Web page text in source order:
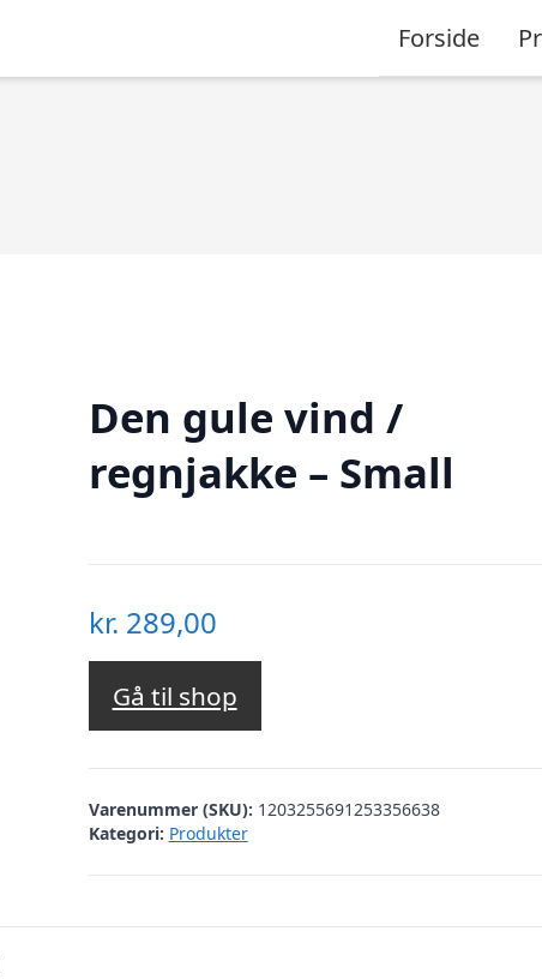
Forside
Den gule vind /
regnjakke – Small
kr. 289,00
Gå til shop
Varenummer (SKU): 1203255691253356638
Kategori: Produkter